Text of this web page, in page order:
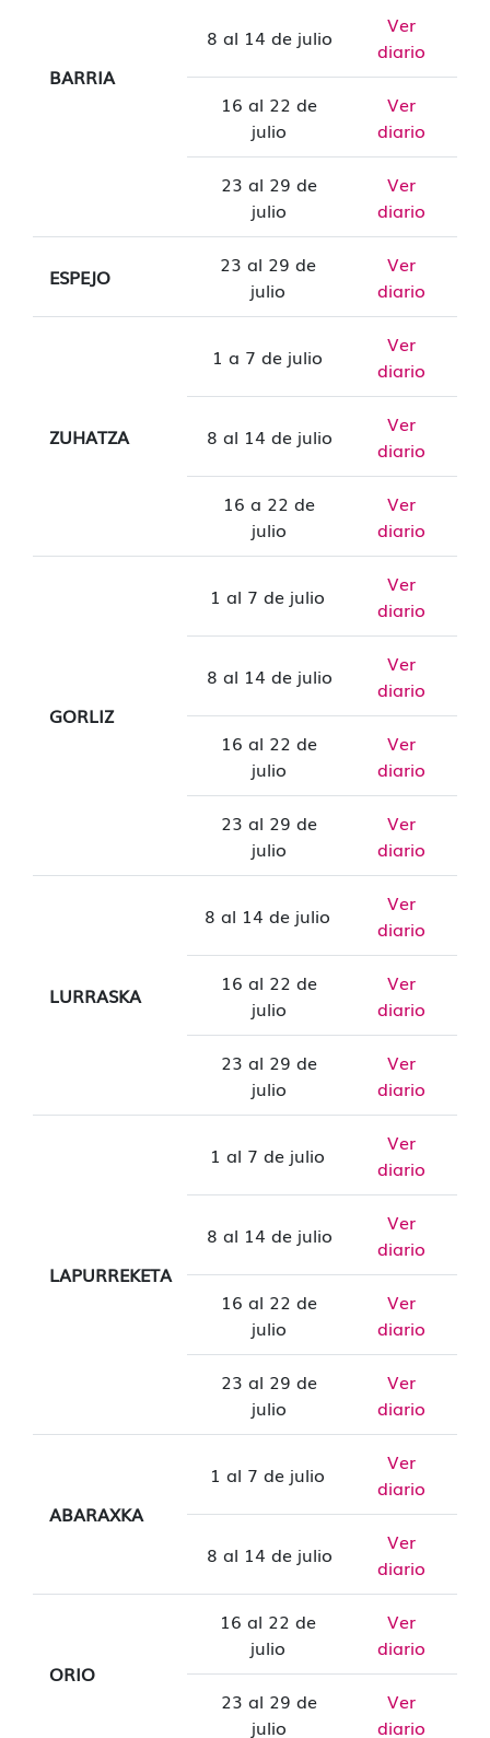
BARRIA
8 al 14 de julio
Ver
diario
16 al 22 de
julio
Ver
diario
23 al 29 de
julio
Ver
diario
ESPEJO
23 al 29 de
julio
Ver
diario
ZUHATZA
1 a 7 de julio
Ver
diario
8 al 14 de julio
Ver
diario
16 a 22 de
julio
Ver
diario
GORLIZ
1 al 7 de julio
Ver
diario
8 al 14 de julio
Ver
diario
16 al 22 de
julio
Ver
diario
23 al 29 de
julio
Ver
diario
LURRASKA
8 al 14 de julio
Ver
diario
16 al 22 de
julio
Ver
diario
23 al 29 de
julio
Ver
diario
LAPURREKETA
1 al 7 de julio
Ver
diario
8 al 14 de julio
Ver
diario
16 al 22 de
julio
Ver
diario
23 al 29 de
julio
Ver
diario
ABARAXKA
1 al 7 de julio
Ver
diario
8 al 14 de julio
Ver
diario
ORIO
16 al 22 de
julio
Ver
diario
23 al 29 de
julio
Ver
diario